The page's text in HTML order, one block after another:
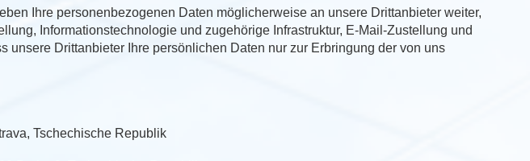
Ihre personenbezogenen Daten möglicherweise an unsere Drittanbieter weiter,
Informationstechnologie und zugehörige Infrastruktur, E-Mail-Zustellung und
unsere Drittanbieter Ihre persönlichen Daten nur zur Erbringung der von uns
Tschechische Republik